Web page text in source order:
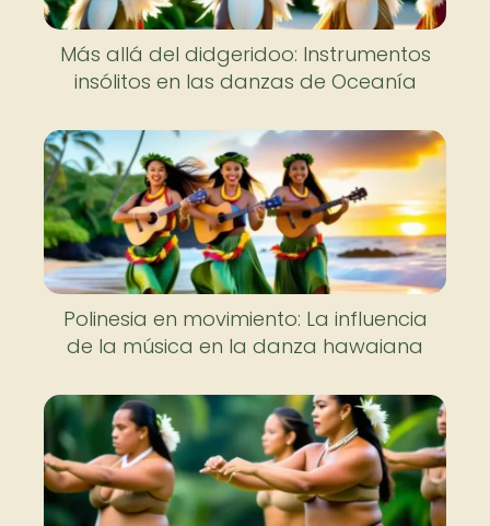
Más allá del didgeridoo: Instrumentos
insólitos en las danzas de Oceanía
Polinesia en movimiento: La influencia
de la música en la danza hawaiana